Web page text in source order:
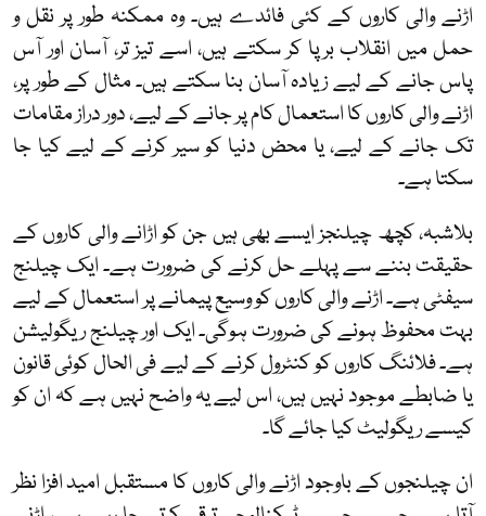
اڑنے والی کاروں کے کئی فائدے ہیں۔ وہ ممکنہ طور پر نقل و
حمل میں انقلاب برپا کر سکتے ہیں، اسے تیز تر، آسان اور آس
پاس جانے کے لیے زیادہ آسان بنا سکتے ہیں۔ مثال کے طور پر،
اڑنے والی کاروں کا استعمال کام پر جانے کے لیے، دور دراز مقامات
تک جانے کے لیے، یا محض دنیا کو سیر کرنے کے لیے کیا جا
سکتا ہے۔
بلاشبہ، کچھ چیلنجز ایسے بھی ہیں جن کو اڑانے والی کاروں کے
حقیقت بننے سے پہلے حل کرنے کی ضرورت ہے۔ ایک چیلنج
سیفٹی ہے۔ اڑنے والی کاروں کو وسیع پیمانے پر استعمال کے لیے
بہت محفوظ ہونے کی ضرورت ہوگی۔ ایک اور چیلنج ریگولیشن
ہے۔ فلائنگ کاروں کو کنٹرول کرنے کے لیے فی الحال کوئی قانون
یا ضابطے موجود نہیں ہیں، اس لیے یہ واضح نہیں ہے کہ ان کو
کیسے ریگولیٹ کیا جائے گا۔
ان چیلنجوں کے باوجود اڑنے والی کاروں کا مستقبل امید افزا نظر